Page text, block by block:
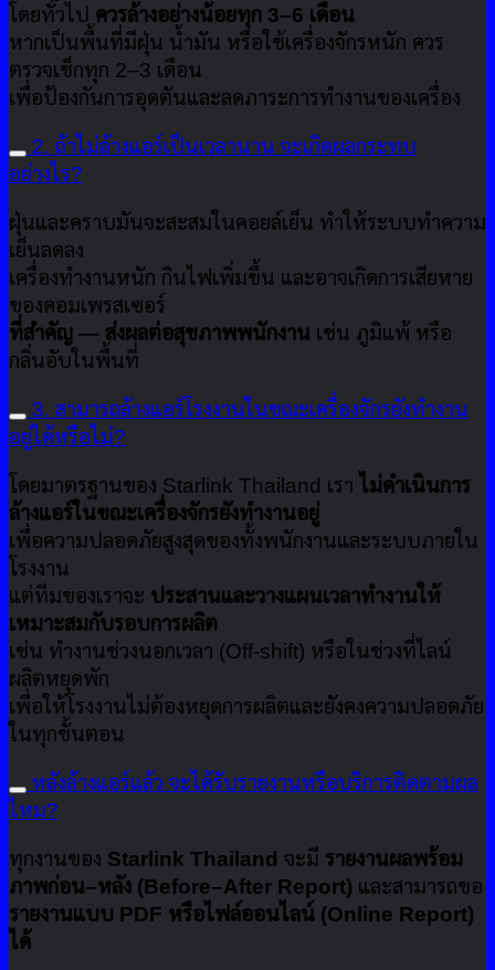
โดยทั่วไป ควรล้างอย่างน้อยทุก 3–6 เดือน
หากเป็นพื้นที่มีฝุ่น น้ำมัน หรือใช้เครื่องจักรหนัก ควร
ตรวจเช็กทุก 2–3 เดือน
เพื่อป้องกันการอุดตันและลดภาระการทำงานของเครื่อง
2. ถ้าไม่ล้างแอร์เป็นเวลานาน จะเกิดผลกระทบ
อย่างไร?
ฝุ่นและคราบมันจะสะสมในคอยล์เย็น ทำให้ระบบทำความ
เย็นลดลง
เครื่องทำงานหนัก กินไฟเพิ่มขึ้น และอาจเกิดการเสียหาย
ของคอมเพรสเซอร์
ที่สำคัญ — ส่งผลต่อสุขภาพพนักงาน เช่น ภูมิแพ้ หรือ
กลิ่นอับในพื้นที่
3. สามารถล้างแอร์โรงงานในขณะเครื่องจักรยังทำงาน
อยู่ได้หรือไม่?
โดยมาตรฐานของ Starlink Thailand เรา ไม่ดำเนินการ
ล้างแอร์ในขณะเครื่องจักรยังทำงานอยู่
เพื่อความปลอดภัยสูงสุดของทั้งพนักงานและระบบภายใน
โรงงาน
แต่ทีมของเราจะ ประสานและวางแผนเวลาทำงานให้
เหมาะสมกับรอบการผลิต
เช่น ทำงานช่วงนอกเวลา (Off-shift) หรือในช่วงที่ไลน์
ผลิตหยุดพัก
เพื่อให้โรงงานไม่ต้องหยุดการผลิตและยังคงความปลอดภัย
ในทุกขั้นตอน
หลังล้างแอร์แล้ว จะได้รับรายงานหรือบริการติดตามผล
ไหม?
ทุกงานของ Starlink Thailand จะมี รายงานผลพร้อม
ภาพก่อน–หลัง (Before–After Report) และสามารถขอ
รายงานแบบ PDF หรือไฟล์ออนไลน์ (Online Report)
ได้